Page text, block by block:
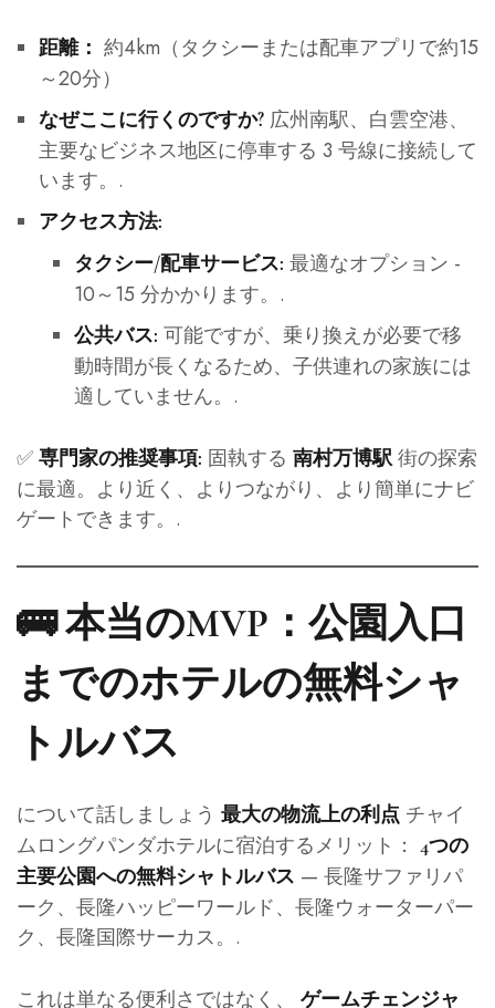
距離： 約4km（タクシーまたは配車アプリで約15
～20分）
なぜここに行くのですか?広州南駅、白雲空港、
主要なビジネス地区に停車する 3 号線に接続して
います。.
アクセス方法:
タクシー/配車サービス: 最適なオプション -
10～15 分かかります。.
公共バス: 可能ですが、乗り換えが必要で移
動時間が長くなるため、子供連れの家族には
適していません。.
✅ 専門家の推奨事項: 固執する 南村万博駅街の探索
に最適。より近く、よりつながり、より簡単にナビ
ゲートできます。.
🚌 本当のMVP：公園入口
までのホテルの無料シャ
トルバス
について話しましょう 最大の物流上の利点 チャイ
ムロングパンダホテルに宿泊するメリット： 4つの
主要公園への無料シャトルバス — 長隆サファリパ
ーク、長隆ハッピーワールド、長隆ウォーターパー
ク、長隆国際サーカス。.
これは単なる便利さではなく、 ゲームチェンジャ